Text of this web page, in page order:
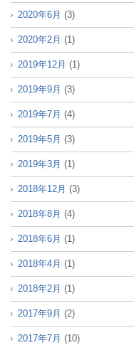
2020年6月 (3)
2020年2月 (1)
2019年12月 (1)
2019年9月 (3)
2019年7月 (4)
2019年5月 (3)
2019年3月 (1)
2018年12月 (3)
2018年8月 (4)
2018年6月 (1)
2018年4月 (1)
2018年2月 (1)
2017年9月 (2)
2017年7月 (10)